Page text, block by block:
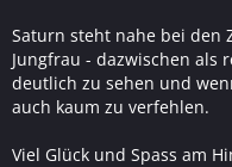
Saturn steht nahe bei den
Jungfrau - dazwischen als
deutlich zu sehen und
auch kaum zu verfehlen.
Viel Glück und Spass am